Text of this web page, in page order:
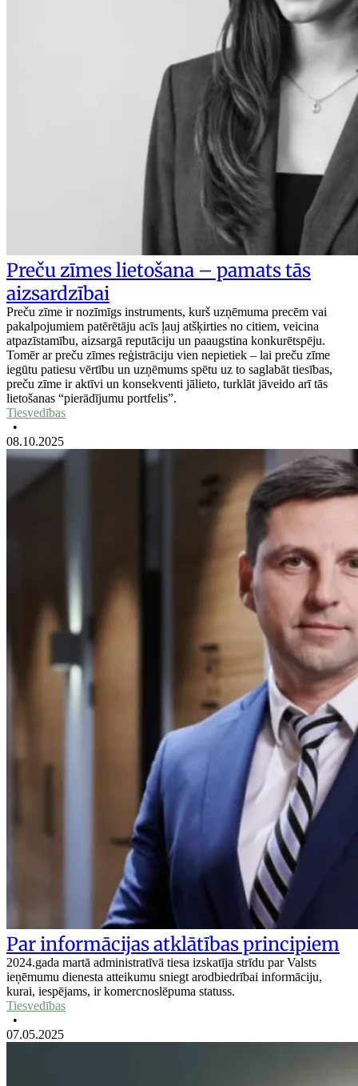
Preču zīmes lietošana – pamats tās
aizsardzībai
Preču zīme ir nozīmīgs instruments, kurš uzņēmuma precēm vai
pakalpojumiem patērētāju acīs ļauj atšķirties no citiem, veicina
atpazīstamību, aizsargā reputāciju un paaugstina konkurētspēju.
Tomēr ar preču zīmes reģistrāciju vien nepietiek – lai preču zīme
iegūtu patiesu vērtību un uzņēmums spētu uz to saglabāt tiesības,
preču zīme ir aktīvi un konsekventi jālieto, turklāt jāveido arī tās
lietošanas “pierādījumu portfelis”.
Tiesvedības
•
08.10.2025
Par informācijas atklātības principiem
2024.gada martā administratīvā tiesa izskatīja strīdu par Valsts
ieņēmumu dienesta atteikumu sniegt arodbiedrībai informāciju,
kurai, iespējams, ir komercnoslēpuma statuss.
Tiesvedības
•
07.05.2025